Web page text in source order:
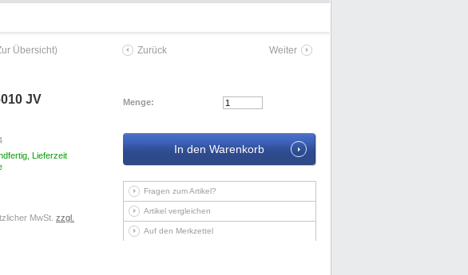
Übersicht) Zurück Weiter
JV
Lieferzeit
MwSt. zzgl.
Menge:
Fragen zum Artikel?
Artikel vergleichen
Auf den Merkzettel